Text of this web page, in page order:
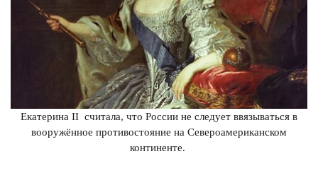
Екатерина II считала, что России не следует ввязываться в
вооружённое противостояние на Североамериканском
континенте.